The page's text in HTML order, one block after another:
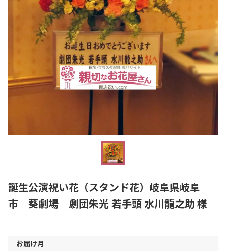
誕生公演祝い花（スタンド花）岐阜県岐阜
市 葵劇場 劇団朱光 若手頭 水川龍之助 様
お届け月